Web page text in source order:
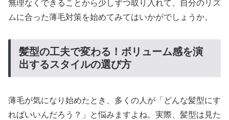
無理なくできることから少しずつ取り入れて、自分のリズ
ムに合った薄毛対策を始めてみてはいかがでしょうか。
髪型の工夫で変わる！ボリューム感を演
出するスタイルの選び方
薄毛が気になり始めたとき、多くの人が「どんな髪型にす
ればいいんだろう？」と悩みますよね。実際、髪型は見た